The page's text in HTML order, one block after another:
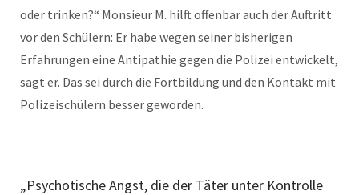
oder trinken?“ Monsieur M. hilft offenbar auch der Auftritt
vor den Schülern: Er habe wegen seiner bisherigen
Erfahrungen eine Antipathie gegen die Polizei entwickelt,
sagt er. Das sei durch die Fortbildung und den Kontakt mit
Polizeischülern besser geworden.
„Psychotische Angst, die der Täter unter Kontrolle